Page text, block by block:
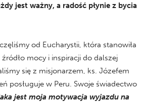
jest ważny, a radość płynie z bycia
od Eucharystii, która stanowiła
mocy i inspiracji do dalszej
się z misjonarzem, ks. Józefem
posługuje w Peru. Swoje świadectwo
jest moja motywacja wyjazdu na